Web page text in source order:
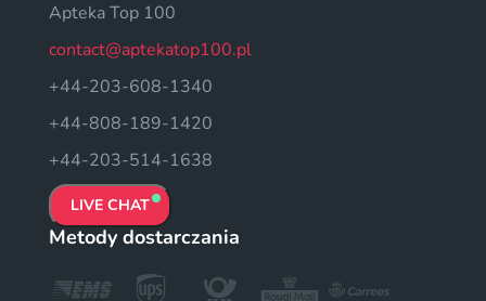
Apteka Top 100
contact@aptekatop100.pl
+44-203-608-1340
+44-808-189-1420
+44-203-514-1638
LIVE CHAT
Metody dostarczania